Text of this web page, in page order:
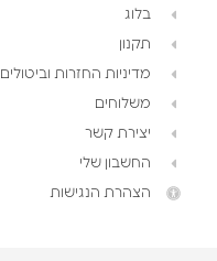
בלוג
תקנון
מדיניות החזרות וביטולים
משלוחים
יצירת קשר
החשבון שלי
הצהרת הנגישות